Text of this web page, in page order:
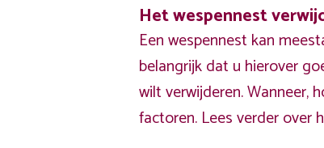
Het wespennest
Een wespennest kan
belangrijk dat u hierover
wilt verwijderen. Wanneer,
factoren. Lees verder over